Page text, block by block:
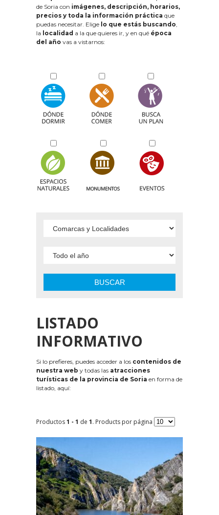
de Soria con imágenes, descripción, horarios,
precios y toda la información práctica que
puedas necesitar. Elige lo que estás buscando,
la localidad a la que quieres ir, y en qué época
del año vas a vistarnos:
BUSCAR
LISTADO
INFORMATIVO
Si lo prefieres, puedes acceder a los contenidos de
nuestra web y todas las atracciones
turísticas de la provincia de Soria en forma de
listado, aquí:
Productos1 - 1 de 1. Products por página